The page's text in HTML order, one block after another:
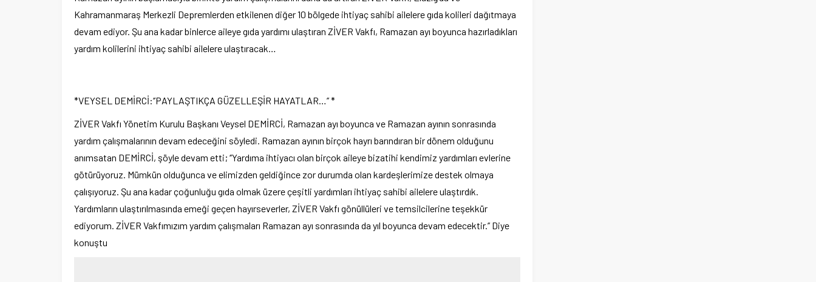
Kahramanmaraş Merkezli Depremlerden etkilenen diğer 10 bölgede ihtiyaç sahibi ailelere gıda kolileri dağıtmaya
devam ediyor. Şu ana kadar binlerce aileye gıda yardımı ulaştıran ZİVER Vakfı, Ramazan ayı boyunca hazırladıkları
yardım kolilerini ihtiyaç sahibi ailelere ulaştıracak…
*VEYSEL DEMİRCİ:‘’PAYLAŞTIKÇA GÜZELLEŞİR HAYATLAR…’’ *
ZİVER Vakfı Yönetim Kurulu Başkanı Veysel DEMİRCİ, Ramazan ayı boyunca ve Ramazan ayının sonrasında
yardım çalışmalarının devam edeceğini söyledi. Ramazan ayının birçok hayrı barındıran bir dönem olduğunu
anımsatan DEMİRCİ, şöyle devam etti; ‘’Yardıma ihtiyacı olan birçok aileye bizatihi kendimiz yardımları evlerine
götürüyoruz. Mümkün olduğunca ve elimizden geldiğince zor durumda olan kardeşlerimize destek olmaya
çalışıyoruz. Şu ana kadar çoğunluğu gıda olmak üzere çeşitli yardımları ihtiyaç sahibi ailelere ulaştırdık.
Yardımların ulaştırılmasında emeği geçen hayırseverler, ZİVER Vakfı gönüllüleri ve temsilcilerine teşekkür
ediyorum. ZİVER Vakfımızım yardım çalışmaları Ramazan ayı sonrasında da yıl boyunca devam edecektir.’’ Diye
konuştu